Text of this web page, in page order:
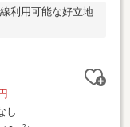
利用可能な好立地
し